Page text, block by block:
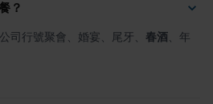
？
公司行號聚會、婚宴、尾牙、 春酒 、年